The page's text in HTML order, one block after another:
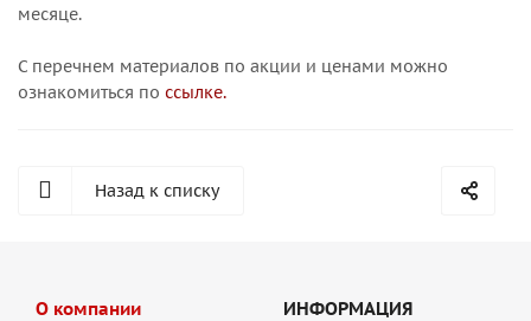
месяце.
С перечнем материалов по акции и ценами можно
ознакомиться по ссылке.
Назад к списку
О компании ИНФОРМАЦИЯ